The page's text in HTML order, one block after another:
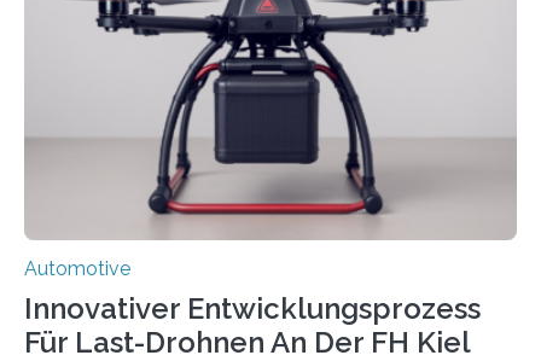
und Ressourcennutzung auf. Insbesondere die
Herstellung von Aluminium ist sehr energieintensiv und
verursacht erhebliche CO2-Emissionen, verglichen mit
Rohstahl sogar das zehnfache. Forschende des
Fraunhofer-Instituts für Gießerei-, Composite- und
Verarbeitungstechnik IGCV wollen…
Automotive
Innovativer Entwicklungsprozess
Für Last-Drohnen An Der FH Kiel